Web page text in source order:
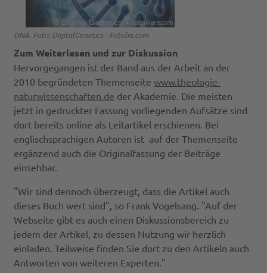
DNA. Foto: DigitalGenetics - Fotolia.com
Zum Weiterlesen und zur Diskussion
Hervorgegangen ist der Band aus der Arbeit an der
2010 begründeten Themenseitewww.theologie-
naturwissenschaften.de der Akademie. Die meisten
jetzt in gedruckter Fassung vorliegenden Aufsätze sind
dort bereits online als Leitartikel erschienen. Bei
englischsprachigen Autoren ist auf der Themenseite
ergänzend auch die Originalfassung der Beiträge
einsehbar.
"Wir sind dennoch überzeugt, dass die Artikel auch
dieses Buch wert sind", so Frank Vogelsang. "Auf der
Webseite gibt es auch einen Diskussionsbereich zu
jedem der Artikel, zu dessen Nutzung wir herzlich
einladen. Teilweise finden Sie dort zu den Artikeln auch
Antworten von weiteren Experten."